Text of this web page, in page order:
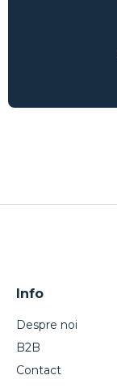
Info
Despre noi
B2B
Contact